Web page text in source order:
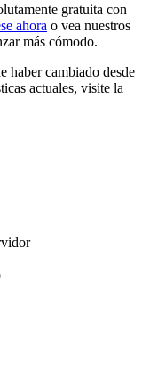
gratuita con
ahora o vea nuestros
más cómodo.
haber cambiado desde
actuales, visite la